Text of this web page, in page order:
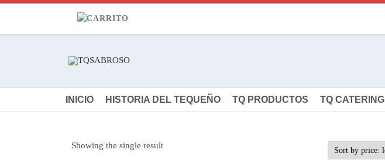
INICIO HISTORIA DEL TEQUEÑO TQ PRODUCTOS TQ CATERING
Showing the single result